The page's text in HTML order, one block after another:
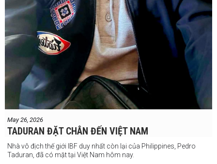
May 26, 2026
TADURAN ĐẶT CHÂN ĐẾN VIỆT NAM
Nhà vô địch thế giới IBF duy nhất còn lại của Philippines, Pedro
Taduran, đã có mặt tại Việt Nam hôm nay.